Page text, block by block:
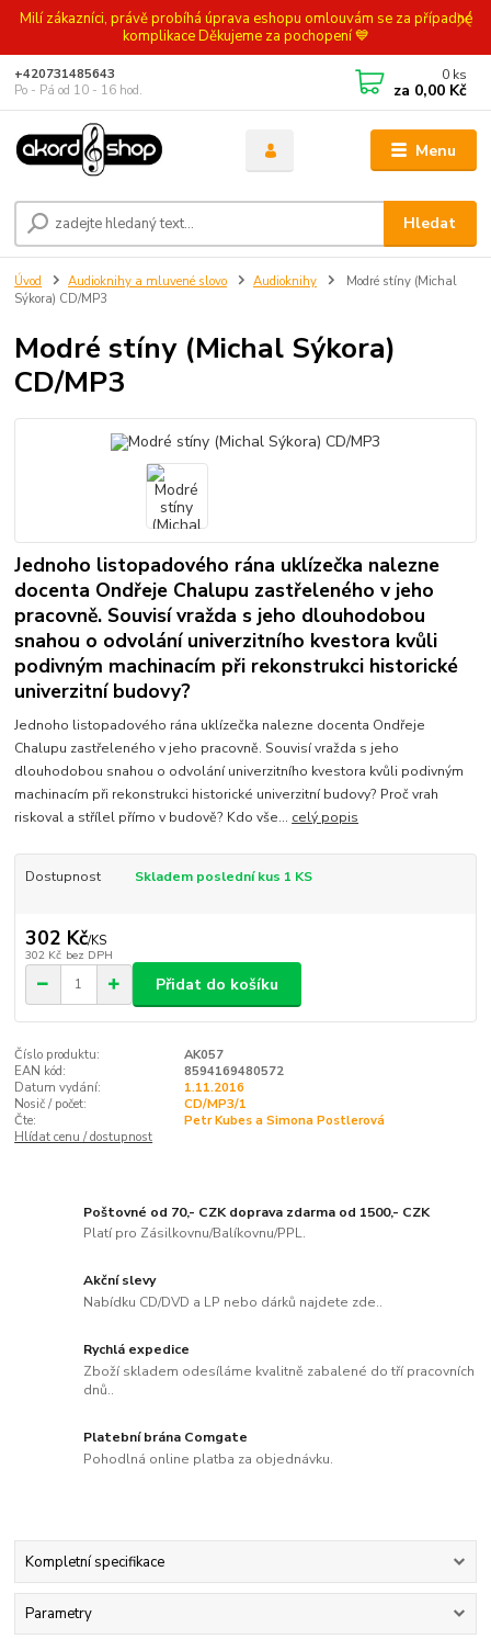
Milí zákazníci, právě probíhá úprava eshopu omlouvám se za případné
komplikace Děkujeme za pochopení 💙
Menu
Hledat
+420731485643
Po - Pá od 10 - 16 hod.
0 ks
za 0,00 Kč
Úvod Audioknihy a mluvené slovo Audioknihy
Modré stíny (Michal
Sýkora) CD/MP3
Modré stíny (Michal Sýkora)
CD/MP3
Jednoho listopadového rána uklízečka nalezne
docenta Ondřeje Chalupu zastřeleného v jeho
pracovně. Souvisí vražda s jeho dlouhodobou
snahou o odvolání univerzitního kvestora kvůli
podivným machinacím při rekonstrukci historické
univerzitní budovy?
Jednoho listopadového rána uklízečka nalezne docenta Ondřeje
Chalupu zastřeleného v jeho pracovně. Souvisí vražda s jeho
dlouhodobou snahou o odvolání univerzitního kvestora kvůli podivným
machinacím při rekonstrukci historické univerzitní budovy? Proč vrah
riskoval a střílel přímo v budově? Kdo vše... celý popis
Dostupnost Skladem poslední kus 1 KS
302 Kč/KS
302 Kč bez DPH
Přidat do košíku
Číslo produktu:
AK057
EAN kód:
8594169480572
Datum vydání:
1.11.2016
Nosič / počet:
CD/MP3/1
Čte:
Petr Kubes a Simona Postlerová
Hlídat cenu / dostupnost
Poštovné od 70,- CZK doprava zdarma od 1500,- CZK
Platí pro Zásilkovnu/Balíkovnu/PPL.
Akční slevy
Nabídku CD/DVD a LP nebo dárků najdete zde..
Rychlá expedice
Zboží skladem odesíláme kvalitně zabalené do tří pracovních
dnů..
Platební brána Comgate
Pohodlná online platba za objednávku.
Kompletní specifikace
Parametry